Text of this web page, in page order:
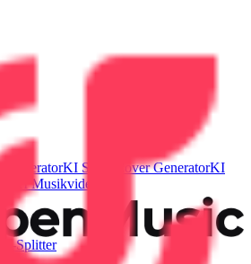
KI Song Cover GeneratorKI
KI Musikvideo
Splitter